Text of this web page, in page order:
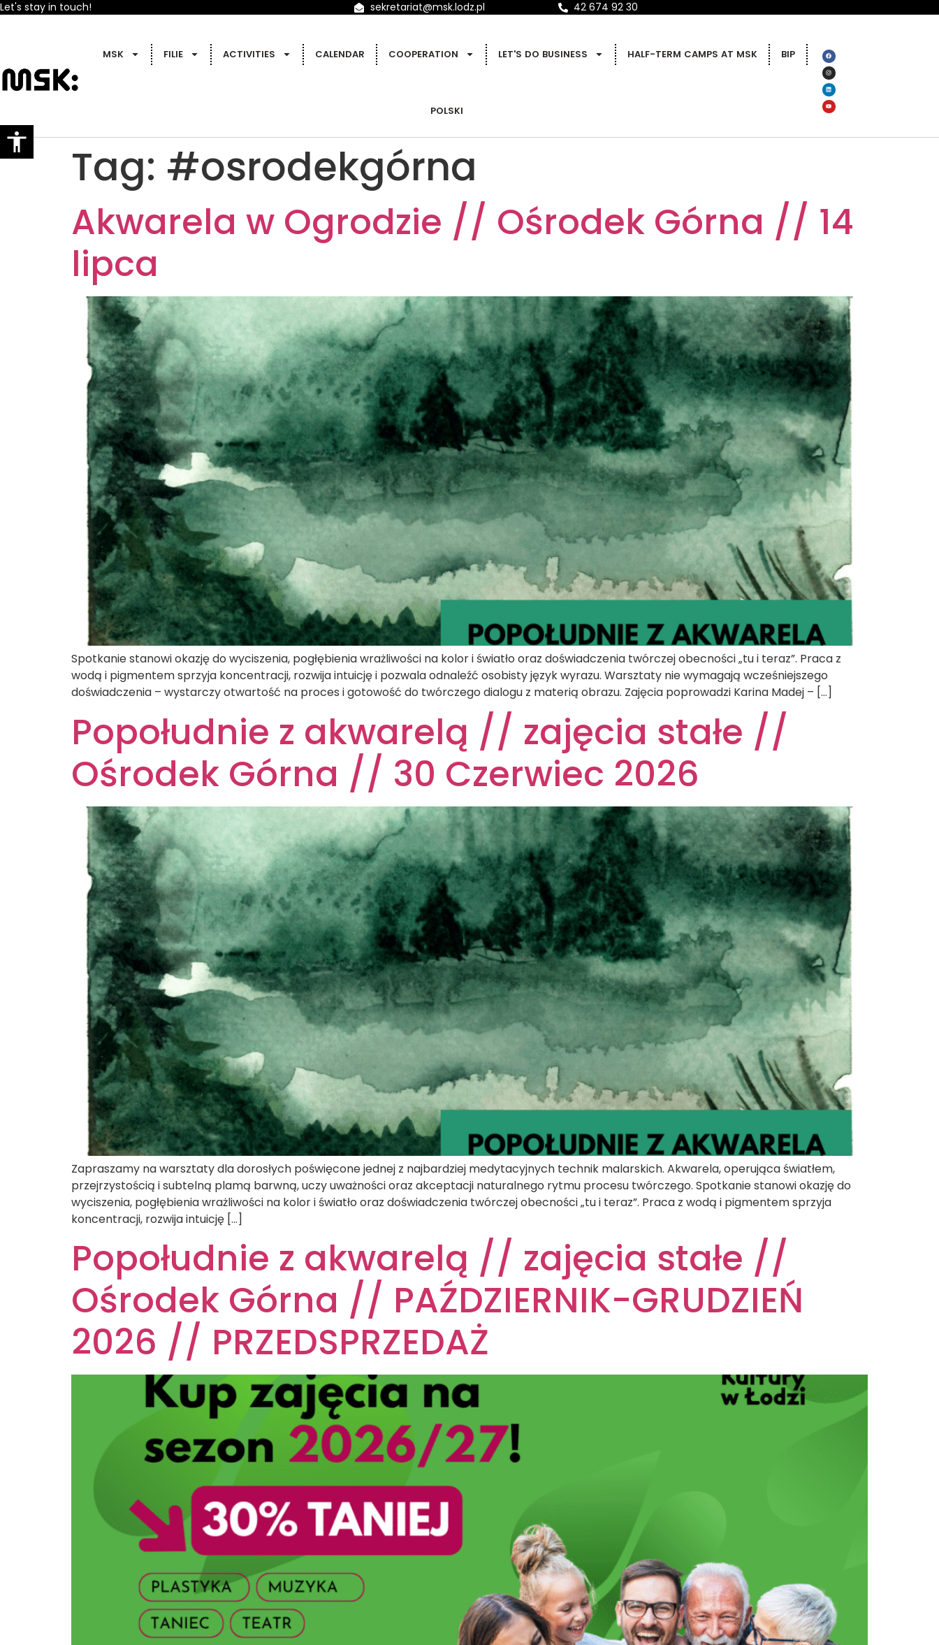
Let's stay in touch! sekretariat@msk.lodz.pl 42 674 92 30
MSK FILIE ACTIVITIES CALENDAR COOPERATION LET'S DO BUSINESS HALF-TERM CAMPS AT MSK BIP
POLSKI
Tag: #osrodekgórna
Akwarela w Ogrodzie // Ośrodek Górna // 14
lipca
Spotkanie stanowi okazję do wyciszenia, pogłębienia wrażliwości na kolor i światło oraz doświadczenia twórczej obecności „tu i teraz”. Praca z
wodą i pigmentem sprzyja koncentracji, rozwija intuicję i pozwala odnaleźć osobisty język wyrazu. Warsztaty nie wymagają wcześniejszego
doświadczenia – wystarczy otwartość na proces i gotowość do twórczego dialogu z materią obrazu. Zajęcia poprowadzi Karina Madej – […]
Popołudnie z akwarelą // zajęcia stałe //
Ośrodek Górna // 30 Czerwiec 2026
Zapraszamy na warsztaty dla dorosłych poświęcone jednej z najbardziej medytacyjnych technik malarskich. Akwarela, operująca światłem,
przejrzystością i subtelną plamą barwną, uczy uważności oraz akceptacji naturalnego rytmu procesu twórczego. Spotkanie stanowi okazję do
wyciszenia, pogłębienia wrażliwości na kolor i światło oraz doświadczenia twórczej obecności „tu i teraz”. Praca z wodą i pigmentem sprzyja
koncentracji, rozwija intuicję […]
Popołudnie z akwarelą // zajęcia stałe //
Ośrodek Górna // PAŹDZIERNIK-GRUDZIEŃ
2026 // PRZEDSPRZEDAŻ